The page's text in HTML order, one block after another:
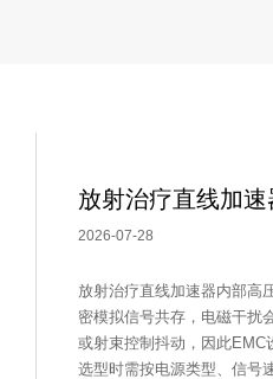
2026-07-28
放射治疗直线加速器内部高
密模拟信号共存，电磁干扰
或射束控制抖动，因此EMC
选型时需按电源类型、信号